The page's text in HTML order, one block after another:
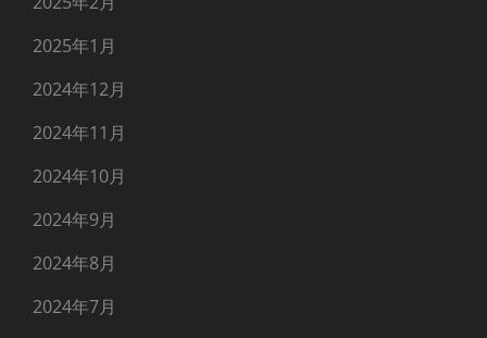
2025年1月
2024年12月
2024年11月
2024年10月
2024年9月
2024年8月
2024年7月